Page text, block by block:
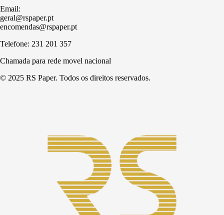
Email:
geral@rspaper.pt
encomendas@rspaper.pt
Telefone: 231 201 357
Chamada para rede movel nacional
© 2025 RS Paper. Todos os direitos reservados.